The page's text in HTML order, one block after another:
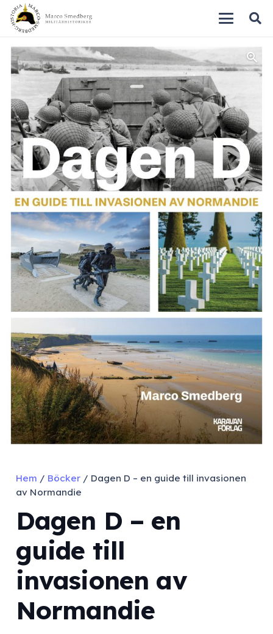
Hem / Böcker/ Dagen D – en guide till invasionen
av Normandie
Dagen D – en
guide till
invasionen av
Normandie